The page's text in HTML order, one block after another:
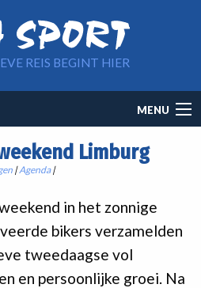
REIS BEGINT HIER
MENU
Limburg
|Agenda|
in het zonnige
bikers verzamelden
tweedaagse vol
en persoonlijke groei. Na